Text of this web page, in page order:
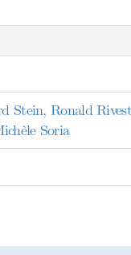
Stein, Ronald Rivest
Soria